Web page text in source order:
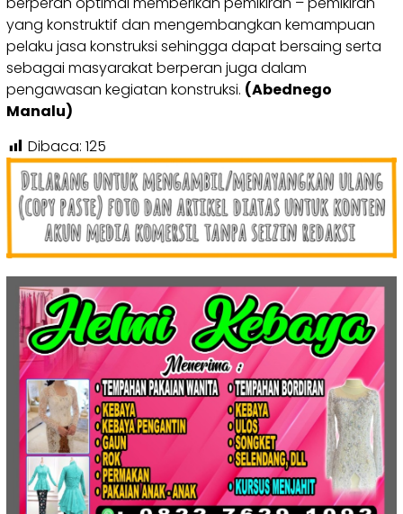
yang konstruktif dan mengembangkan kemampuan
pelaku jasa konstruksi sehingga dapat bersaing serta
sebagai masyarakat berperan juga dalam
pengawasan kegiatan konstruksi. (Abednego
Manalu)
Dibaca: 125